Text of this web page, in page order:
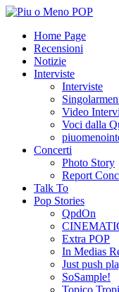
Home Page
Recensioni
Notizie
Interviste
Interviste
Video
Voci dalla
Concerti
Photo Story
Report
Talk To
Pop Stories
QpdOn
Extra POP
In Medias
Just push
SoSample!
Topico